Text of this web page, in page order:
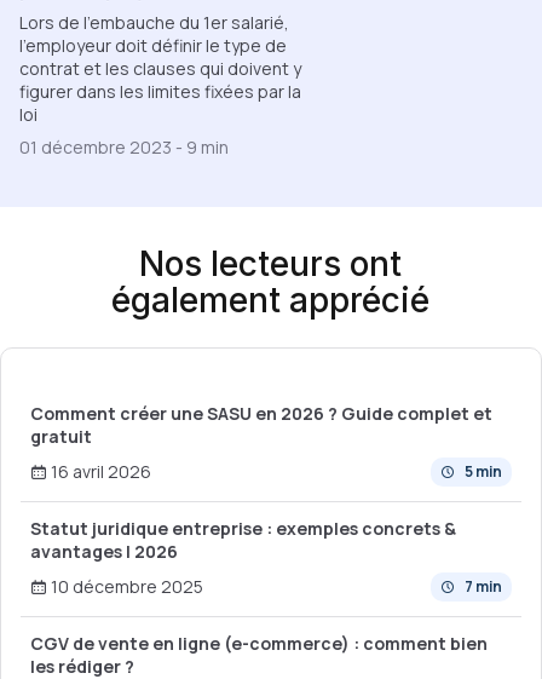
Lors de l'embauche du 1er salarié,
l'employeur doit définir le type de
contrat et les clauses qui doivent y
figurer dans les limites fixées par la
loi
01 décembre 2023 - 9 min
Nos lecteurs ont
également apprécié
Comment créer une SASU en 2026 ? Guide complet et
gratuit
5 min
16 avril 2026
Statut juridique entreprise : exemples concrets &
avantages | 2026
7 min
10 décembre 2025
CGV de vente en ligne (e-commerce) : comment bien
les rédiger ?